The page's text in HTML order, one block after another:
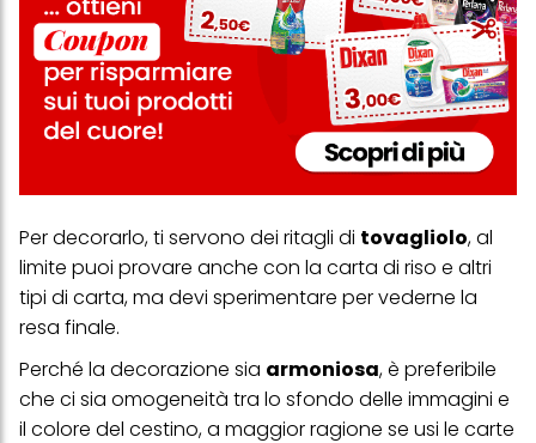
Per decorarlo, ti servono dei ritagli di tovagliolo, al
limite puoi provare anche con la carta di riso e altri
tipi di carta, ma devi sperimentare per vederne la
resa finale.
Perché la decorazione sia armoniosa, è preferibile
che ci sia omogeneità tra lo sfondo delle immagini e
il colore del cestino, a maggior ragione se usi le carte